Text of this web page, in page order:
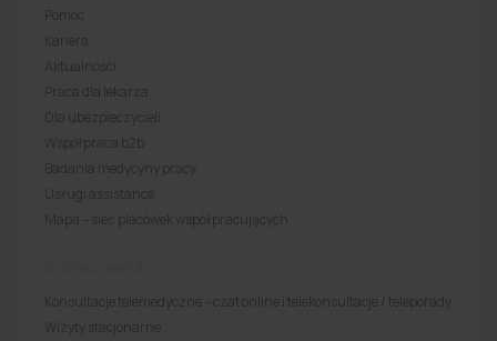
Pomoc
Kariera
Aktualności
Praca dla lekarza
Dla ubezpieczycieli
Współpraca b2b
Badania medycyny pracy
Usługi assistance
Mapa – sieć placówek współpracujących
Konsultacje telemedyczne – czat online i telekonsultacje / teleporady
Wizyty stacjonarne